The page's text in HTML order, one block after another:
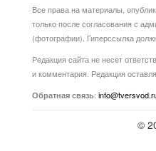
Все права на материалы,
только после согласования с
(фотографии). Гиперссылка
Редакция сайта не несет
и комментария. Редакция
Обратная связь:
©